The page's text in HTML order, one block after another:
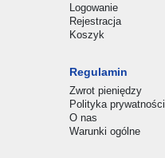
Logowanie
Rejestracja
Koszyk
Regulamin
Zwrot pieniędzy
Polityka prywatności
O nas
Warunki ogólne